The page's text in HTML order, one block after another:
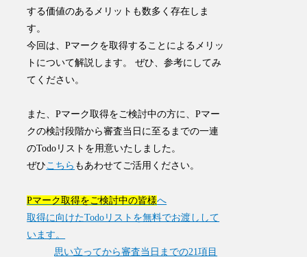
する価値のあるメリットも数多く存在しま
す。
今回は、Pマークを取得することによるメリッ
トについて解説します。 ぜひ、参考にしてみ
てください。
また、Pマーク取得をご検討中の方に、Pマー
クの検討段階から審査当日に至るまでの一連
のTodoリストを用意いたしました。
ぜひこちら もあわせてご活用ください。​
Pマーク取得をご検討中の皆様へ
取得に向けたTodoリストを無料でお渡しして
います。
思い立ってから審査当日までの21項目